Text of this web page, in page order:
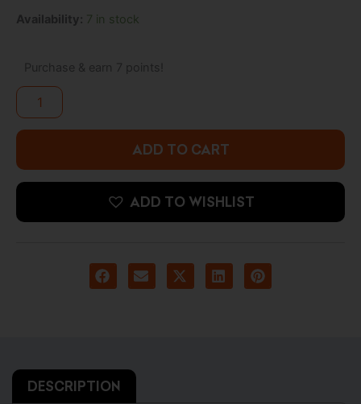
Availability: 7 in stock
Purchase & earn 7 points!
Pop!
Princess
Cinderella
quantity
ADD TO CART
ADD TO WISHLIST
DESCRIPTION